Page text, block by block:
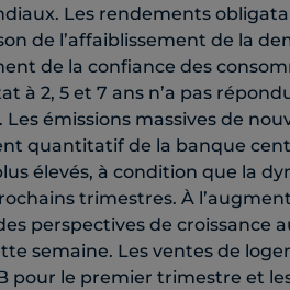
Les rendements
de l’affaiblissement de la
de la confiance des
à 2, 5 et 7 ans n’a pas
Les émissions massives de
quantitatif de la banque
élevés, à condition que la
trimestres. À
perspectives de croissance
semaine. Les ventes de
pour le premier trimestre et